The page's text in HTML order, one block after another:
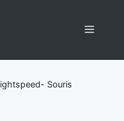
Souris